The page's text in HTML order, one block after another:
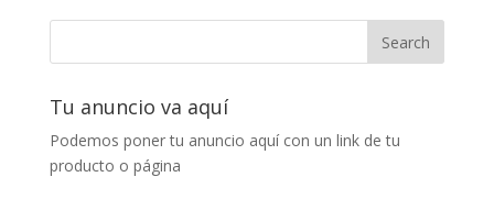
Tu anuncio va aquí
Podemos poner tu anuncio aquí con un link de tu
producto o página